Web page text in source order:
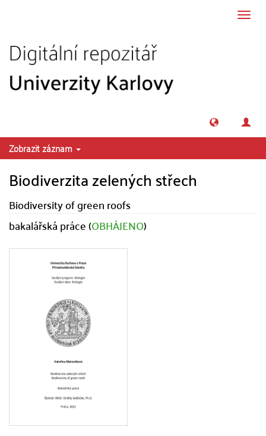
Zobrazit záznam
Biodiverzita zelených střech
Biodiversity of green roofs
bakalářská práce (OBHÁJENO)